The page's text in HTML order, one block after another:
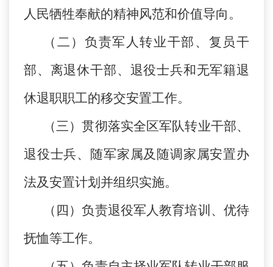
人民牺牲奉献的精神风范和价值导向。
（二）负责军人转业干部、复员干
部、离退休干部、退役士兵和无军籍退
休退职职工的移交安置工作。
（三）贯彻落实全区军队转业干部、
退役士兵、随军家属及随调家属安置办
法及安置计划并组织实施。
（四）负责退役军人教育培训、优待
抚恤等工作。